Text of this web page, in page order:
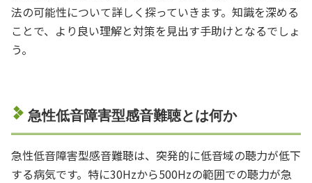
法の可能性について詳しく探っていきます。知識を深める
ことで、より良い理解と対策を見出す手助けとなるでしょ
う。
急性低音障害型感音難聴とは何か
急性低音障害型感音難聴は、突発的に低音域の聴力が低下
する病気です。特に30Hzから500Hzの範囲での聴力が急